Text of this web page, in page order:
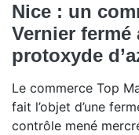
Nice : un
Vernier
protoxyde
Le commerce Top
fait l’objet d’une
contrôle mené